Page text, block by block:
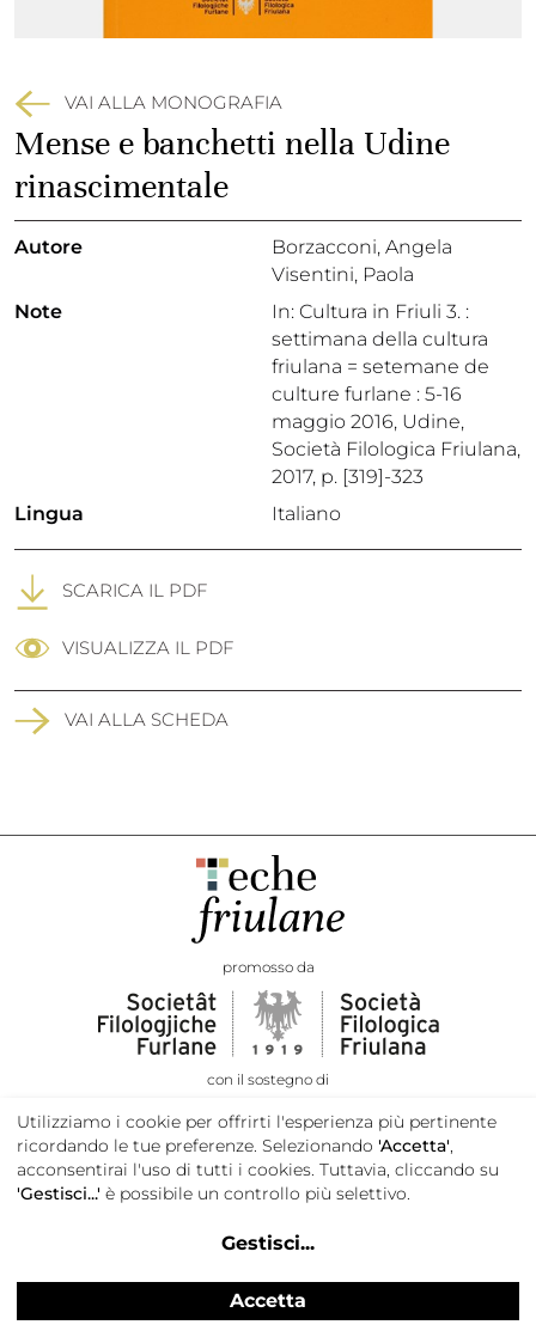
VAI ALLA MONOGRAFIA
Mense e banchetti nella Udine
rinascimentale
Autore
Borzacconi, Angela
Visentini, Paola
Note
In: Cultura in Friuli 3. :
settimana della cultura
friulana = setemane de
culture furlane : 5-16
maggio 2016, Udine,
Società Filologica Friulana,
2017, p. [319]-323
Lingua
Italiano
SCARICA IL PDF
VISUALIZZA IL PDF
VAI ALLA SCHEDA
promosso da
con il sostegno di
Privacy e cookie policy
Utilizziamo i cookie per offrirti l'esperienza più pertinente
ricordando le tue preferenze. Selezionando 'Accetta',
acconsentirai l'uso di tutti i cookies. Tuttavia, cliccando su
'Gestisci...' è possibile un controllo più selettivo.
Gestisci...
Accetta